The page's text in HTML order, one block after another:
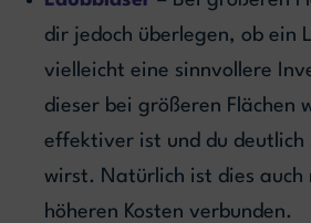
dir jedoch überlegen, ob ein
vielleicht eine sinnvollere
dieser bei größeren Flächen
effektiver ist und du deutlich
wirst. Natürlich ist dies auch
höheren Kosten verbunden.